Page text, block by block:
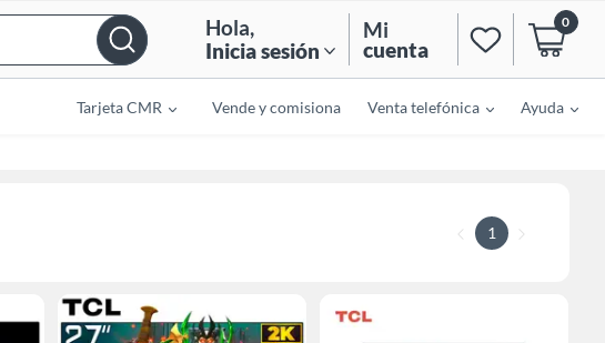
Hola,
Inicia sesión
Mi
cuenta
0
Tarjeta CMR Vende y comisiona Venta telefónica Ayuda
1